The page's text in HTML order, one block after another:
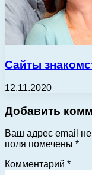
Сайты
12.11.2020
Добавить
Ваш адрес email не
поля помечены *
Комментарий *